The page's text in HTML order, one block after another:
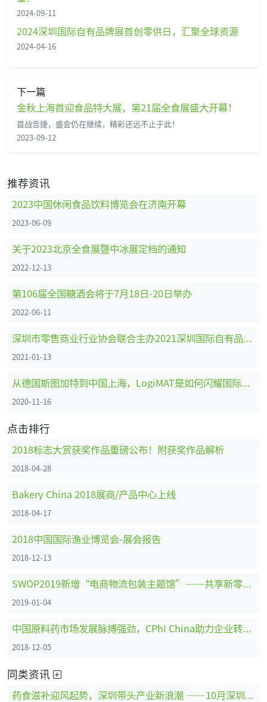
2024-09-11
2024深圳国际自有品牌展首创零供日，汇聚全球资源
2024-04-16
下一篇
金秋上海首迎食品特大展，第21届全食展盛大开幕！
首战告捷，盛会仍在继续，精彩还远不止于此！
2023-09-12
推荐资讯
2023中国休闲食品饮料博览会在济南开幕
2023-06-09
关于2023北京全食展暨中冰展定档的通知
2022-12-13
第106届全国糖酒会将于7月18日-20日举办
2022-06-11
深圳市零售商业行业协会联合主办2021深圳国际自有品牌展
2021-01-13
从德国斯图加特到中国上海，LogiMAT是如何闪耀国际舞台的
2020-11-16
点击排行
2018标志大赏获奖作品重磅公布！附获奖作品解析
2018-04-28
Bakery China 2018展商/产品中心上线
2018-04-17
2018中国国际渔业博览会-展会报告
2018-12-13
SWOP2019新增“电商物流包装主题馆”——共享新零售时代商机
2019-01-04
中国原料药市场发展脉搏强劲，CPhI China助力企业转型创新、全面升级 ！
2018-12-05
同类资讯
药食滋补迎风起势，深圳带头产业新浪潮 ——10月深圳HNC健康营养展药食滋补展区亮点抢先看